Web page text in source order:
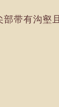
带有沟壑